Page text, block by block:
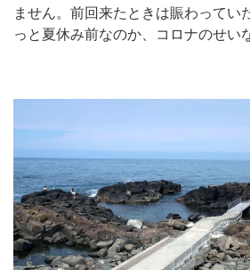
ません。前回来たときは賑わってい
っと夏休み前なのか、コロナのせい